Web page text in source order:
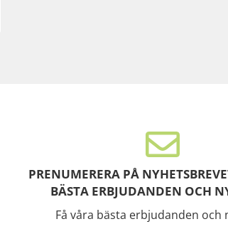
PRENUMERERA PÅ
BÄSTA ERBJUDANDEN OCH
Få våra bästa erbjudanden och